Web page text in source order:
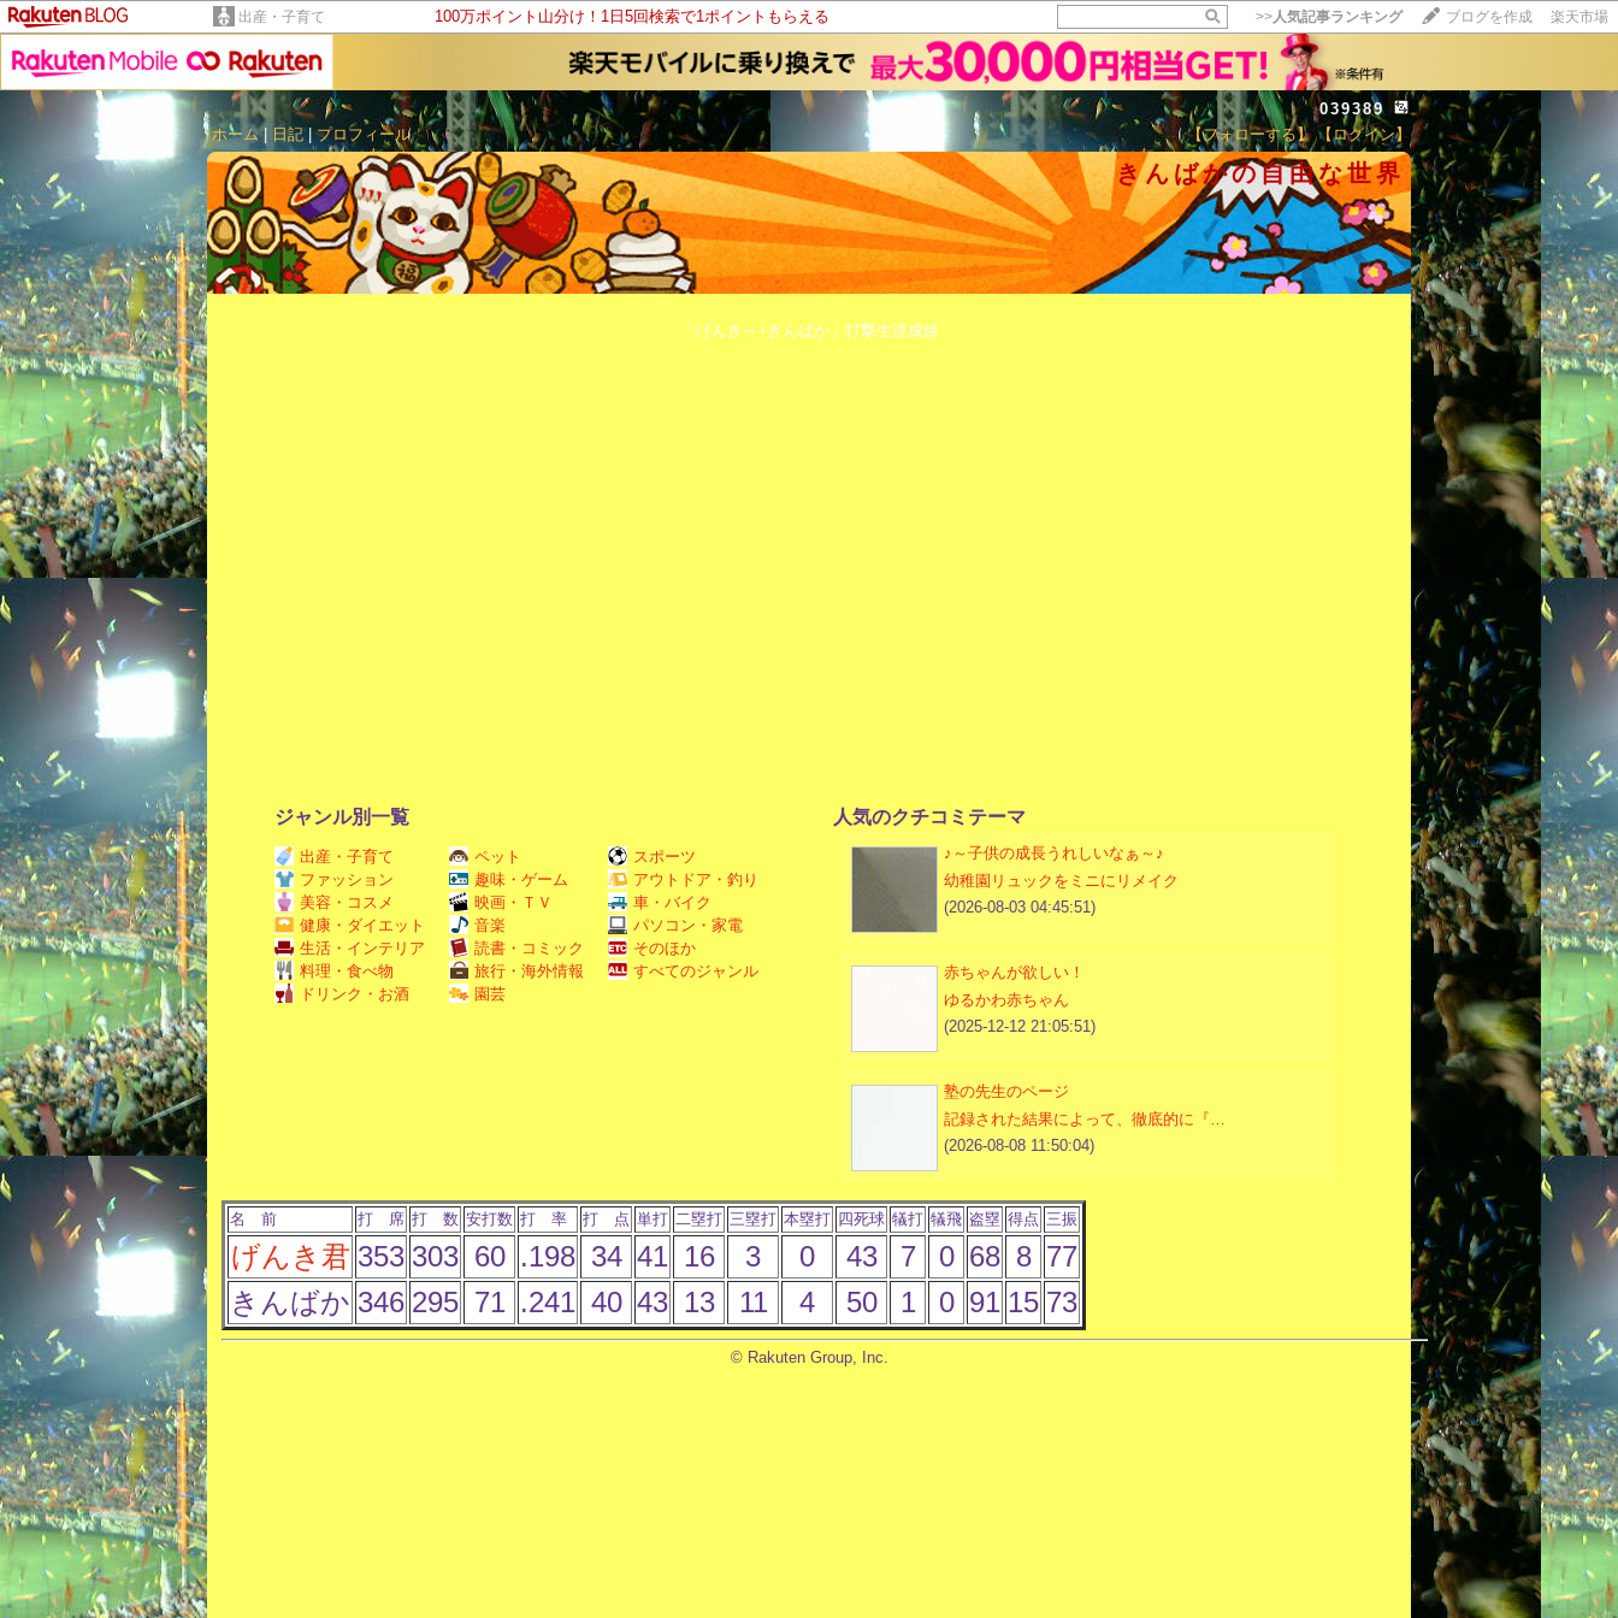
出産・子育て 100万ポイント山分け！1日5回検索で1ポイントもらえる >>人気記事ランキング ブログを作成 楽天市場
039389
ホーム| 日記|プロフィール 【フォローする】 【ログイン】
きんばかの自由な世界
「げんき～+きんばか」打撃生涯成績
ジャンル別一覧
出産・子育て
ファッション
美容・コスメ
健康・ダイエット
生活・インテリア
料理・食べ物
ドリンク・お酒
ペット
趣味・ゲーム
映画・ＴＶ
音楽
読書・コミック
旅行・海外情報
園芸
スポーツ
アウトドア・釣り
車・バイク
パソコン・家電
そのほか
すべてのジャンル
人気のクチコミテーマ
♪～子供の成長うれしいなぁ～♪
幼稚園リュックをミニにリメイク
(2026-08-03 04:45:51)
赤ちゃんが欲しい！
ゆるかわ赤ちゃん
(2025-12-12 21:05:51)
塾の先生のページ
記録された結果によって、徹底的に『…
(2026-08-08 11:50:04)
名 前 打 席 打 数 安打数 打 率 打 点 単打 二塁打 三塁打 本塁打 四死球 犠打 犠飛 盗塁 得点 三振
げんき君 353 303 60 .198 34 41 16 3 0 43 7 0 68 8 77
きんばか 346 295 71 .241 40 43 13 11 4 50 1 0 91 15 73
© Rakuten Group, Inc.